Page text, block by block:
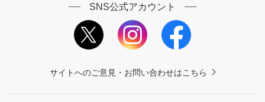
SNS公式アカウント
サイトへのご意見・お問い合わせはこちら